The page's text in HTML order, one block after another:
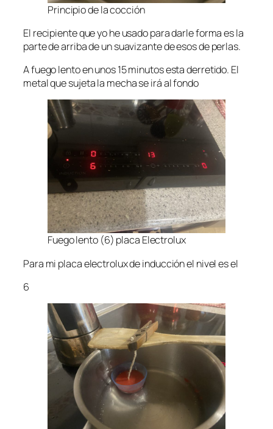
Principio de la cocción
El recipiente que yo he usado para darle forma es la
parte de arriba de un suavizante de esos de perlas.
A fuego lento en unos 15 minutos esta derretido. El
metal que sujeta la mecha se irá al fondo
Fuego lento (6) placa Electrolux
Para mi placa electrolux de inducción el nivel es el
6